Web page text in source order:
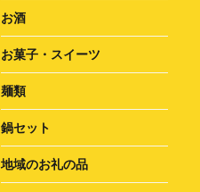
お酒
お菓子・スイーツ
麺類
鍋セット
地域のお礼の品